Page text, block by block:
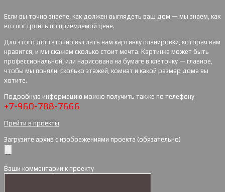
Если вы точно знаете, как должен выглядеть ваш дом — мы знаем, как
его построить по приемлемой цене.
Для этого достаточно выслать нам картинку планировки, которая вам
нравится, и мы скажем сколько стоит мечта. Картинка может быть
профессиональной, или нарисована на бумаге в клеточку — главное,
чтобы мы поняли: сколько этажей, комнат и какой размер дома вы
хотите.
Подробную информацию можно получить также по телефону
+7-960-788-7666
Прейти в проекты
Загрузите архив с изображениями проекта (обязательно)
Ваши комментарии к проекту